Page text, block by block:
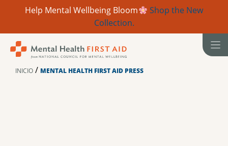
Help Mental Wellbeing Bloom
Shop the New
Collection.
contenido
INICIO / MENTAL HEALTH FIRST AID PRESS